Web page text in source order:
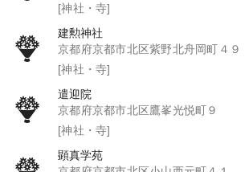
[神社・寺]
建勲神社
京都府京都市北区紫野北舟岡町４９
[神社・寺]
遣迎院
京都府京都市北区鷹峯光悦町９
[神社・寺]
顕真学苑